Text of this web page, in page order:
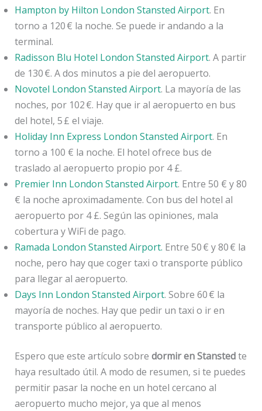
Hampton by Hilton London Stansted Airport. En
torno a 120 € la noche. Se puede ir andando a la
terminal.
Radisson Blu Hotel London Stansted Airport. A partir
de 130 €. A dos minutos a pie del aeropuerto.
Novotel London Stansted Airport. La mayoría de las
noches, por 102 €. Hay que ir al aeropuerto en bus
del hotel, 5 £ el viaje.
Holiday Inn Express London Stansted Airport. En
torno a 100 € la noche. El hotel ofrece bus de
traslado al aeropuerto propio por 4 £.
Premier Inn London Stansted Airport. Entre 50 € y 80
€ la noche aproximadamente. Con bus del hotel al
aeropuerto por 4 £. Según las opiniones, mala
cobertura y WiFi de pago.
Ramada London Stansted Airport. Entre 50 € y 80 € la
noche, pero hay que coger taxi o transporte público
para llegar al aeropuerto.
Days Inn London Stansted Airport. Sobre 60 € la
mayoría de noches. Hay que pedir un taxi o ir en
transporte público al aeropuerto.
Espero que este artículo sobre dormir en Stanstedte
haya resultado útil. A modo de resumen, si te puedes
permitir pasar la noche en un hotel cercano al
aeropuerto mucho mejor, ya que al menos